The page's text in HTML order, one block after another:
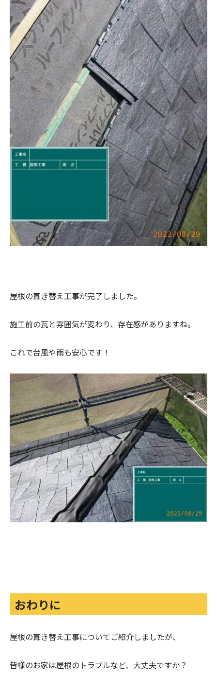
屋根の葺き替え工事が完了しました。
施工前の瓦と雰囲気が変わり、存在感がありますね。
これで台風や雨も安心です！
おわりに
屋根の葺き替え工事についてご紹介しましたが、
皆様のお家は屋根のトラブルなど、大丈夫ですか？